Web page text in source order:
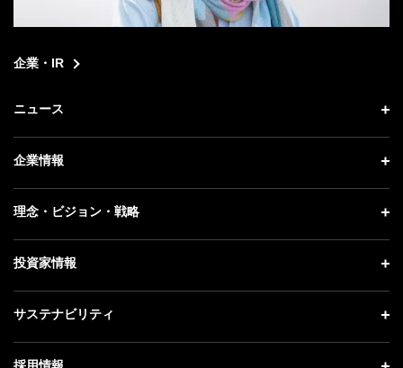
企業・IR
ニュース
ニュース トップ
プレスリリース
更新情報
企業情報
企業情報 トップ
社長メッセージ
事業紹介
理念・ビジョン・戦略
理念・ビジョン・戦略 トップ
成長戦略「Activate AI for Society」
投資家情報
投資家情報 トップ
経営方針
サステナビリティ
サステナビリティ トップ